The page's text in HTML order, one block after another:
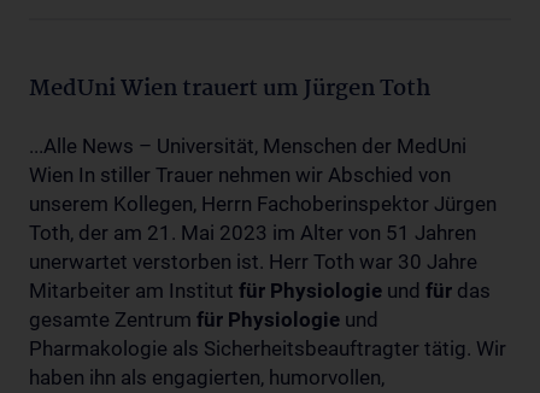
MedUni Wien trauert um Jürgen Toth
...Alle News – Universität, Menschen der MedUni
Wien In stiller Trauer nehmen wir Abschied von
unserem Kollegen, Herrn Fachoberinspektor Jürgen
Toth, der am 21. Mai 2023 im Alter von 51 Jahren
unerwartet verstorben ist. Herr Toth war 30 Jahre
Mitarbeiter am Institut für Physiologie und für das
gesamte Zentrum für Physiologie und
Pharmakologie als Sicherheitsbeauftragter tätig. Wir
haben ihn als engagierten, humorvollen,